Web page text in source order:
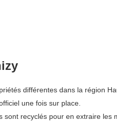
différentes dans la région
une fois sur place.
recyclés pour en extraire